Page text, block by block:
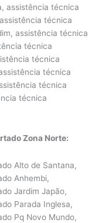
assistência técnica
técnica
assistência técnica
técnica
técnica
técnica
técnica
técnica
Zona Norte:
Alto de Santana,
Anhembi,
Jardim Japão,
Parada Inglesa,
Pq Novo Mundo,